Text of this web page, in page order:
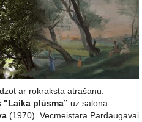
ar rokraksta atrašanu.
"Laika plūsma” uz salona
(1970). Vecmeistara Pārdaugavai